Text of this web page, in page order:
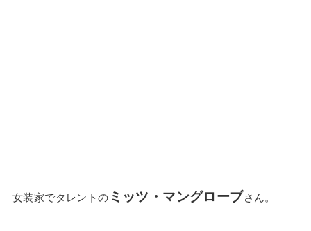
女装家でタレントの ミッツ・マングローブさん。